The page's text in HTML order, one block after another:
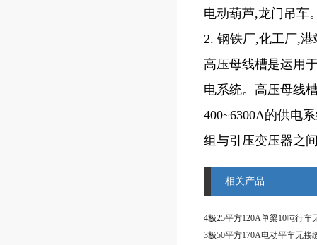
电动葫芦,龙门吊车
2. 钢铁厂,化工厂,
高压母线槽是运用
电系统。高压母线
400~6300A的供电
组与引压变压器之
相关产品